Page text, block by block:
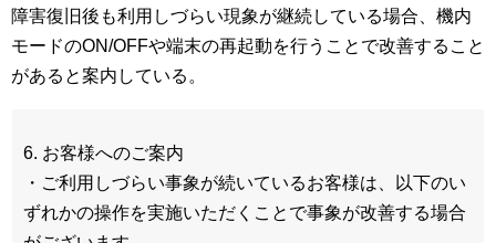
障害復旧後も利用しづらい現象が継続している場合、機内
モードのON/OFFや端末の再起動を行うことで改善すること
があると案内している。
6. お客様へのご案内
・ご利用しづらい事象が続いているお客様は、以下のい
ずれかの操作を実施いただくことで事象が改善する場合